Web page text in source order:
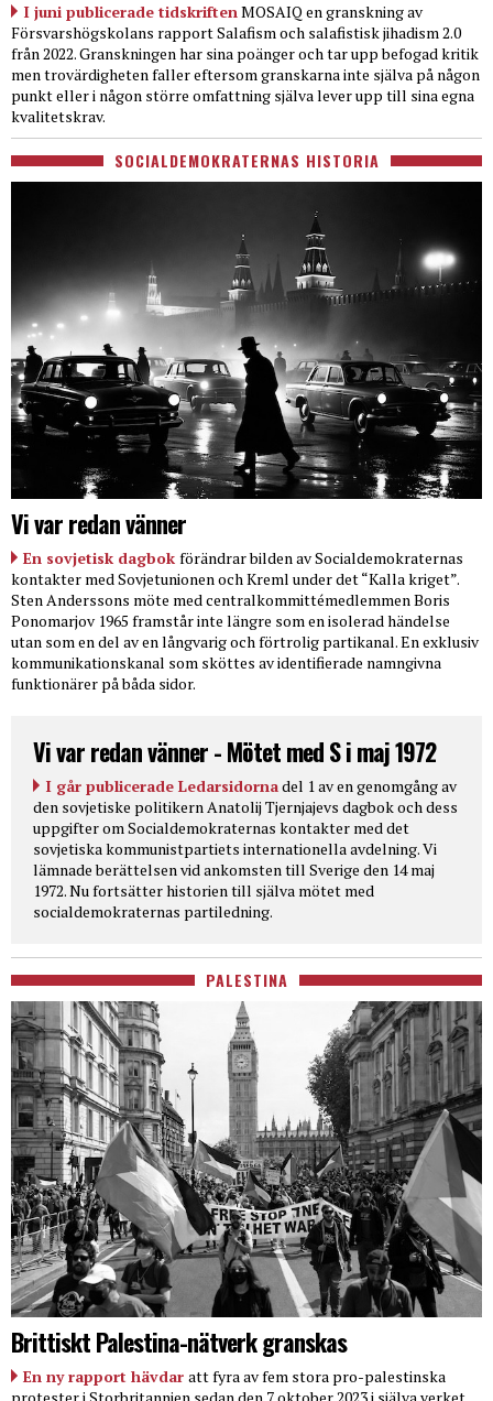
I juni publicerade tidskriftenMOSAIQ en granskning av
Försvarshögskolans rapport Salafism och salafistisk jihadism 2.0
från 2022. Granskningen har sina poänger och tar upp befogad kritik
men trovärdigheten faller eftersom granskarna inte själva på någon
punkt eller i någon större omfattning själva lever upp till sina egna
kvalitetskrav.
SOCIALDEMOKRATERNAS HISTORIA
Vi var redan vänner
En sovjetisk dagbok förändrar bilden av Socialdemokraternas
kontakter med Sovjetunionen och Kreml under det “Kalla kriget”.
Sten Anderssons möte med centralkommittémedlemmen Boris
Ponomarjov 1965 framstår inte längre som en isolerad händelse
utan som en del av en långvarig och förtrolig partikanal. En exklusiv
kommunikationskanal som sköttes av identifierade namngivna
funktionärer på båda sidor.
Vi var redan vänner - Mötet med S i maj 1972
I går publicerade Ledarsidornadel 1 av en genomgång av
den sovjetiske politikern Anatolij Tjernjajevs dagbok och dess
uppgifter om Socialdemokraternas kontakter med det
sovjetiska kommunistpartiets internationella avdelning. Vi
lämnade berättelsen vid ankomsten till Sverige den 14 maj
1972. Nu fortsätter historien till själva mötet med
socialdemokraternas partiledning.
PALESTINA
Brittiskt Palestina-nätverk granskas
En ny rapport hävdar att fyra av fem stora pro-palestinska